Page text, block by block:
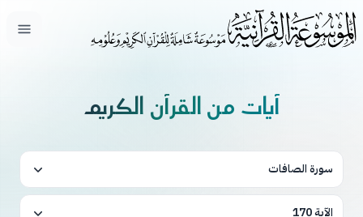
فتح
آيات من القرآن الكريم
سورة الصافات
الآية 170